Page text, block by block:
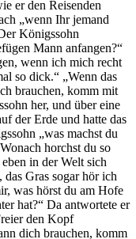
er den Reisenden
„wenn Ihr jemand
Königssohn
Mann anfangen?“
wenn ich mich recht
so dick.“ „Wenn das
brauchen, komm mit
her, und über eine
der Erde und hatte das
„was machst du
horchst du so
in der Welt sich
Gras sogar hör ich
was hörst du am Hofe
hat?“ Da antwortete er
den Kopf
dich brauchen, komm